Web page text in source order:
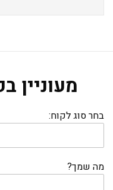
מעוניין
בחר סוג לקוח:
מה שמך?